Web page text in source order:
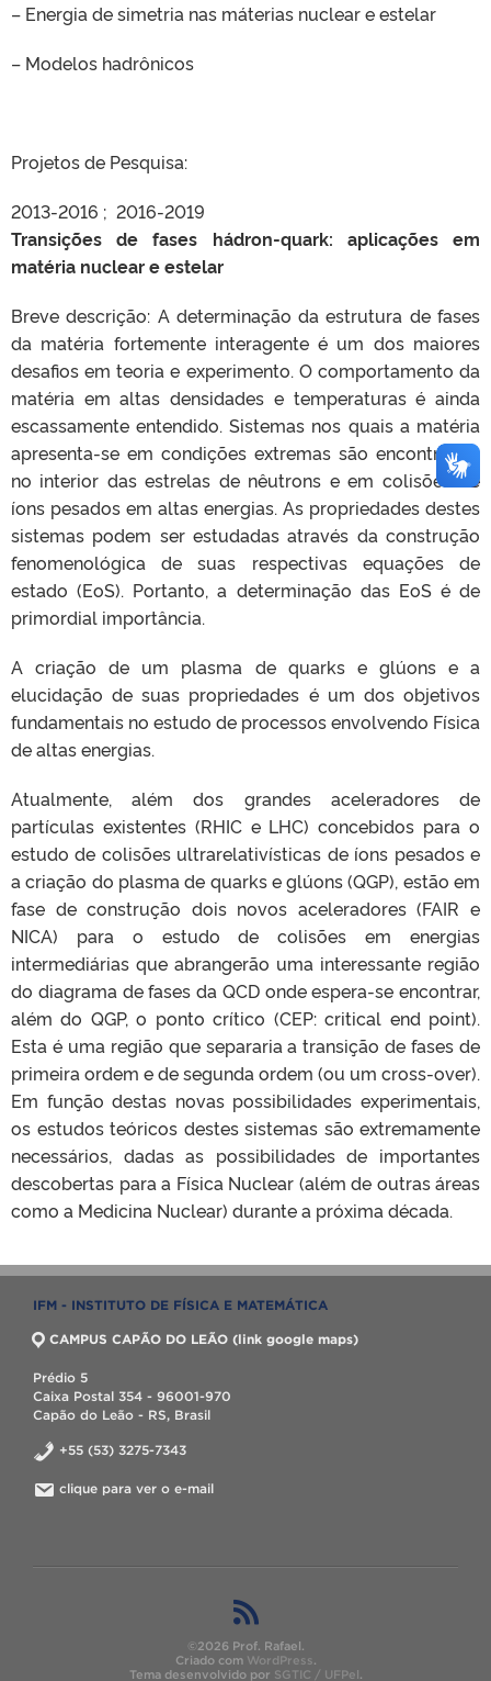
– Energia de simetria nas máterias nuclear e estelar
– Modelos hadrônicos
Projetos de Pesquisa:
2013-2016 ; 2016-2019
Transições de fases hádron-quark: aplicações em
matéria nuclear e estelar
Breve descrição: A determinação da estrutura de fases
da matéria fortemente interagente é um dos maiores
desafios em teoria e experimento. O comportamento da
matéria em altas densidades e temperaturas é ainda
escassamente entendido. Sistemas nos quais a matéria
apresenta-se em condições extremas são encontrados
no interior das estrelas de nêutrons e em colisões de
íons pesados em altas energias. As propriedades destes
sistemas podem ser estudadas através da construção
fenomenológica de suas respectivas equações de
estado (EoS). Portanto, a determinação das EoS é de
primordial importância.
A criação de um plasma de quarks e glúons e a
elucidação de suas propriedades é um dos objetivos
fundamentais no estudo de processos envolvendo Física
de altas energias.
Atualmente, além dos grandes aceleradores de
partículas existentes (RHIC e LHC) concebidos para o
estudo de colisões ultrarelativísticas de íons pesados e
a criação do plasma de quarks e glúons (QGP), estão em
fase de construção dois novos aceleradores (FAIR e
NICA) para o estudo de colisões em energias
intermediárias que abrangerão uma interessante região
do diagrama de fases da QCD onde espera-se encontrar,
além do QGP, o ponto crítico (CEP: critical end point).
Esta é uma região que separaria a transição de fases de
primeira ordem e de segunda ordem (ou um cross-over).
Em função destas novas possibilidades experimentais,
os estudos teóricos destes sistemas são extremamente
necessários, dadas as possibilidades de importantes
descobertas para a Física Nuclear (além de outras áreas
como a Medicina Nuclear) durante a próxima década.
IFM - INSTITUTO DE FÍSICA E MATEMÁTICA
CAMPUS CAPÃO DO LEÃO (link google maps)
Prédio 5
Caixa Postal 354 - 96001-970
Capão do Leão - RS, Brasil
+55 (53) 3275-7343
clique para ver o e-mail
©2026 Prof. Rafael.
Criado com WordPress.
Tema desenvolvido por SGTIC / UFPel.